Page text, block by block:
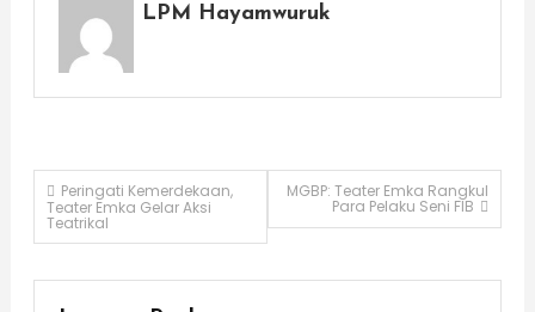
LPM Hayamwuruk
Post
navigation
Peringati Kemerdekaan,
Teater Emka Gelar Aksi
Teatrikal
MGBP: Teater Emka Rangkul
Para Pelaku Seni FIB